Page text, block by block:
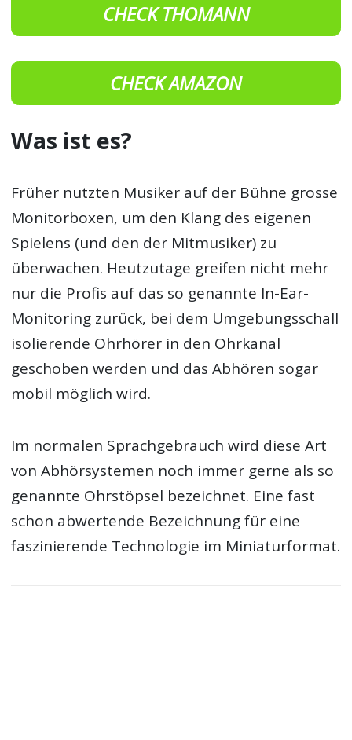
CHECK THOMANN
CHECK AMAZON
Was ist es?
Früher nutzten Musiker auf der Bühne grosse
Monitorboxen, um den Klang des eigenen
Spielens (und den der Mitmusiker) zu
überwachen. Heutzutage greifen nicht mehr
nur die Profis auf das so genannte In-Ear-
Monitoring zurück, bei dem Umgebungsschall
isolierende Ohrhörer in den Ohrkanal
geschoben werden und das Abhören sogar
mobil möglich wird.
Im normalen Sprachgebrauch wird diese Art
von Abhörsystemen noch immer gerne als so
genannte Ohrstöpsel bezeichnet. Eine fast
schon abwertende Bezeichnung für eine
faszinierende Technologie im Miniaturformat.